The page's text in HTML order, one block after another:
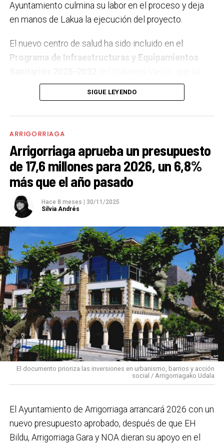
Ayuntamiento culmina su labor en el proceso y deja
en manos de Lakua la ejecución del proyecto.
El nuevo centro de salud ha sido incluido en el
Programa de Infraestructuras y Equipamientos
reservado unapartida en los presupuestos de 2026
para la licitación de la redacción del proyecto y la
dirección de obra, acercando así el inicio de los
largamente demandada por la ciudadanía.
La alcaldesa,Maite Ibarra, ha destacado que se trata
de “un paso fundamental para el bienestar de
Arrigorriaga”, subrayando que el nuevo equipamiento
dotar al municipio deinstalaciones más modernas,
eficientes y accesibles , en línea con el desarrollo
urbanístico previsto y con el objetivo de reforzar el
sistema de salud pública.
SIGUE LEYENDO
ARRIGORRIAGA
Arrigorriaga aprueba un presupuesto
de 17,6 millones para 2026, un 6,8%
más que el año pasado
Hace 8 meses
30/11/2025
Silvia Andrés
El documento prioriza las inversiones en urbanismo, barrios y acción
social / Arrigorriagako Udala
El Ayuntamiento de Arrigorriaga arrancará 2026 con un
nuevo presupuesto aprobado, después de que EH
Bildu, Arrigorriaga Gara y NOA dieran su apoyo en el